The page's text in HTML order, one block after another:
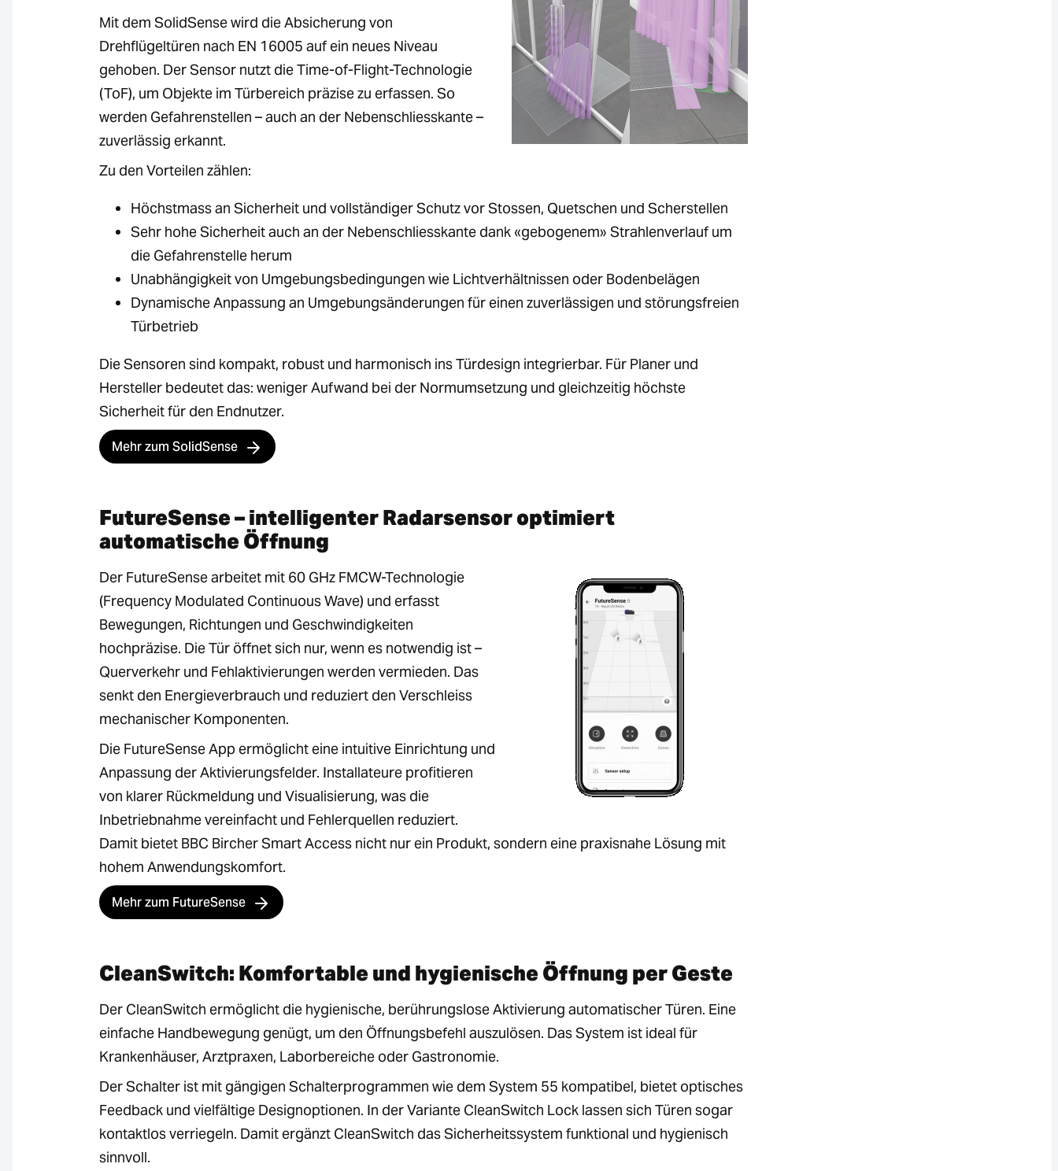
Mit dem SolidSense wird die Absicherung von
Drehflügeltüren nach EN 16005 auf ein neues Niveau
gehoben. Der Sensor nutzt die Time-of-Flight-Technologie
(ToF), um Objekte im Türbereich präzise zu erfassen. So
werden Gefahrenstellen – auch an der Nebenschliesskante –
zuverlässig erkannt.
Zu den Vorteilen zählen:
Höchstmass an Sicherheit und vollständiger Schutz vor Stossen, Quetschen und Scherstellen
Sehr hohe Sicherheit auch an der Nebenschliesskante dank «gebogenem» Strahlenverlauf um
die Gefahrenstelle herum
Unabhängigkeit von Umgebungsbedingungen wie Lichtverhältnissen oder Bodenbelägen
Dynamische Anpassung an Umgebungsänderungen für einen zuverlässigen und störungsfreien
Türbetrieb
Die Sensoren sind kompakt, robust und harmonisch ins Türdesign integrierbar. Für Planer und
Hersteller bedeutet das: weniger Aufwand bei der Normumsetzung und gleichzeitig höchste
Sicherheit für den Endnutzer.
Mehr zum SolidSense
FutureSense – intelligenter Radarsensor optimiert
automatische Öffnung
Der FutureSense arbeitet mit 60 GHz FMCW-Technologie
(Frequency Modulated Continuous Wave) und erfasst
Bewegungen, Richtungen und Geschwindigkeiten
hochpräzise. Die Tür öffnet sich nur, wenn es notwendig ist –
Querverkehr und Fehlaktivierungen werden vermieden. Das
senkt den Energieverbrauch und reduziert den Verschleiss
mechanischer Komponenten.
Die FutureSense App ermöglicht eine intuitive Einrichtung und
Anpassung der Aktivierungsfelder. Installateure profitieren
von klarer Rückmeldung und Visualisierung, was die
Inbetriebnahme vereinfacht und Fehlerquellen reduziert.
Damit bietet BBC Bircher Smart Access nicht nur ein Produkt, sondern eine praxisnahe Lösung mit
hohem Anwendungskomfort.
Mehr zum FutureSense
CleanSwitch: Komfortable und hygienische Öffnung per Geste
Der CleanSwitch ermöglicht die hygienische, berührungslose Aktivierung automatischer Türen. Eine
einfache Handbewegung genügt, um den Öffnungsbefehl auszulösen. Das System ist ideal für
Krankenhäuser, Arztpraxen, Laborbereiche oder Gastronomie.
Der Schalter ist mit gängigen Schalterprogrammen wie dem System 55 kompatibel, bietet optisches
Feedback und vielfältige Designoptionen. In der Variante CleanSwitch Lock lassen sich Türen sogar
kontaktlos verriegeln. Damit ergänzt CleanSwitch das Sicherheitssystem funktional und hygienisch
sinnvoll.